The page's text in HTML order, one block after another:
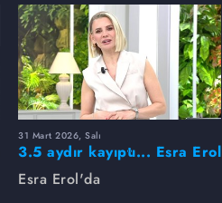
31 Mart 2026, Salı
3.5 aydır kayıptı... Esra Erol
buldu!
Esra Erol'da